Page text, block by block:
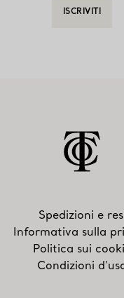
ISCRIVITI
Spedizioni e
Informativa sulla
Politica sui
Condizioni